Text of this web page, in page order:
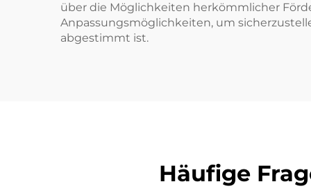
über die Möglichkeiten herkömmlicher
Anpassungsmöglichkeiten, um
abgestimmt ist.
Häufige